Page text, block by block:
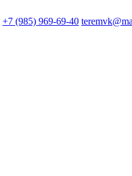
+7 (985) 969-69-40